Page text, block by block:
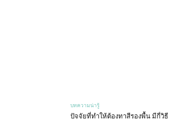
บทความน่ารู้
ปัจจัยที่ทำให้ต้องทาสีรองพื้น มีกี่วิธี